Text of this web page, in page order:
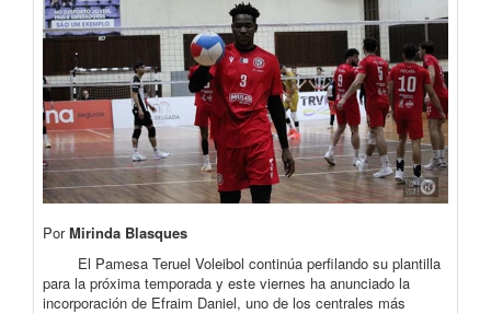
PorMirinda Blasques
El Pamesa Teruel Voleibol continúa perfilando su plantilla
para la próxima temporada y este viernes ha anunciado la
incorporación de Efraim Daniel, uno de los centrales más